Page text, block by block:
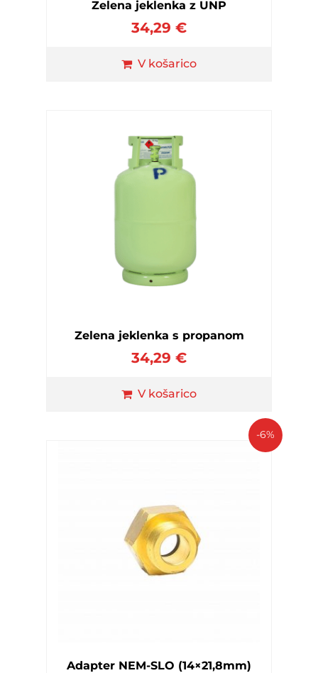
Zelena jeklenka z UNP
34,29 €
V košarico
Zelena jeklenka s propanom
34,29 €
V košarico
-6%
Adapter NEM-SLO (14×21,8mm)